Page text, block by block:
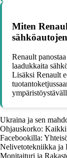
Miten
Renault
laadukkaita
Lisäksi Renault
Ukraina ja sen
Ohjauskorko: Kaikki
Facebookilla:
Nelivetotekniikka ja
Monitaituri ja